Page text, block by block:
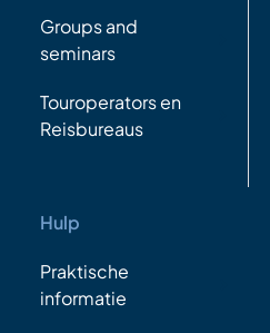
Groups and
seminars
Touroperators en
Reisbureaus
Hulp
Praktische
informatie